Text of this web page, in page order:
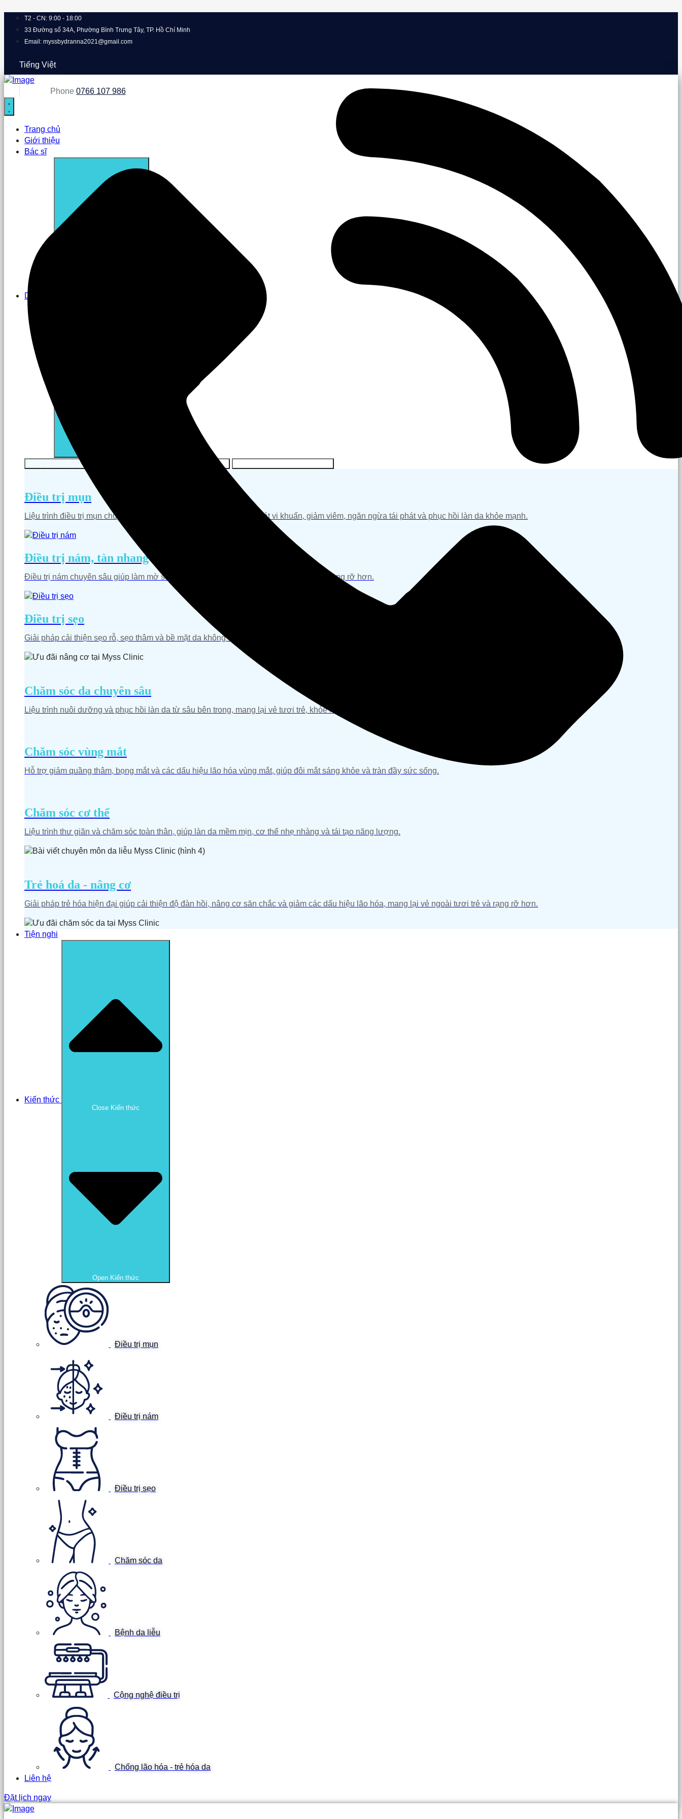
T2 - CN: 9:00 - 18:00
33 Đường số 34A, Phường Bình Trưng Tây, TP. Hồ Chí Minh
Email: myssbydranna2021@gmail.com
Tiếng Việt
Phone 0766 107 986
Trang chủ
Giới thiệu
Bác sĩ
Dịch vụ
BẠN CẦN ĐIỀU TRỊ DA
BẠN CẦN CHĂM SÓC DA TOÀN DIỆN
Điều trị mụn
Liệu trình điều trị mụn chuyên sâu theo chuẩn y khoa, giúp kiểm soát vi khuẩn, giảm viêm, ngăn ngừa tái phát và phục hồi làn da khỏe mạnh.
Điều trị nám, tàn nhang
Điều trị nám chuyên sâu giúp làm mờ sắc tố, cải thiện làn da đều màu, sáng khỏe và rạng rỡ hơn.
Điều trị sẹo​
Giải pháp cải thiện sẹo rỗ, sẹo thâm và bề mặt da không đồng đều, giúp làn da mịn màng và tự tin hơn.
Chăm sóc da chuyên sâu
Liệu trình nuôi dưỡng và phục hồi làn da từ sâu bên trong, mang lại vẻ tươi trẻ, khỏe mạnh và rạng rỡ.
Chăm sóc vùng mắt
Hỗ trợ giảm quầng thâm, bọng mắt và các dấu hiệu lão hóa vùng mắt, giúp đôi mắt sáng khỏe và tràn đầy sức sống.
Chăm sóc cơ thể
Liệu trình thư giãn và chăm sóc toàn thân, giúp làn da mềm mịn, cơ thể nhẹ nhàng và tái tạo năng lượng.
Trẻ hoá da - nâng cơ
Giải pháp trẻ hóa hiện đại giúp cải thiện độ đàn hồi, nâng cơ săn chắc và giảm các dấu hiệu lão hóa, mang lại vẻ ngoài tươi trẻ và rạng rỡ hơn.
Tiện nghi
Kiến thức
Close Kiến thức
Open Kiến thức
Điều trị mụn
Điều trị nám
Điều trị sẹo
Chăm sóc da
Bệnh da liễu
Cộng nghệ điều trị
Chống lão hóa - trẻ hóa da
Liên hệ
Đặt lịch ngay